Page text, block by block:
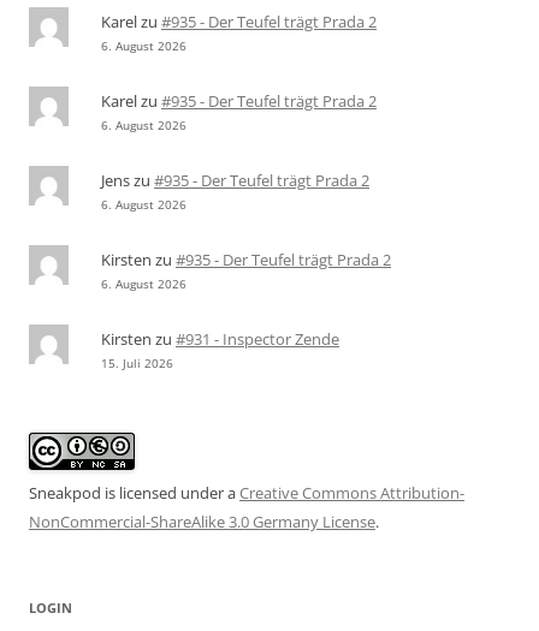
Karelzu #935 - Der Teufel trägt Prada 2
6. August 2026
Karelzu #935 - Der Teufel trägt Prada 2
6. August 2026
Jenszu #935 - Der Teufel trägt Prada 2
6. August 2026
Kirsten zu #935 - Der Teufel trägt Prada 2
6. August 2026
Kirsten zu #931 - Inspector Zende
15. Juli 2026
Sneakpod is licensed under aCreative Commons Attribution-
NonCommercial-ShareAlike 3.0 Germany License.
LOGIN